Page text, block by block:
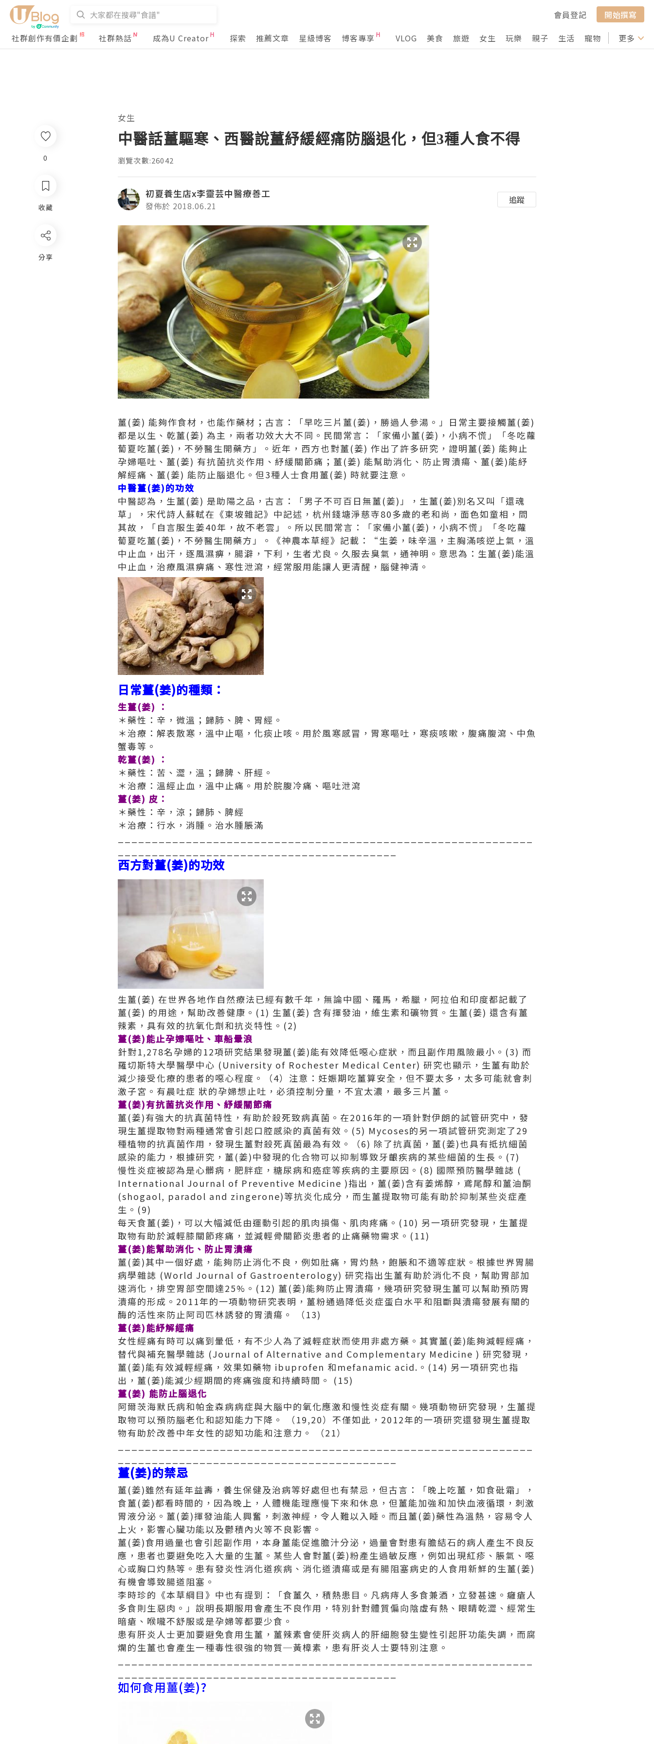
會員登記
開始撰寫
社群創作有價企劃
社群熱話 成為U Creator 探索 推薦文章 星級博客 博客專享 VLOG 美食 旅遊 女生 玩樂 親子 生活 寵物 行山 打卡
更多
0
收藏
分享
女生
中醫話薑驅寒、西醫說薑紓緩經痛防腦退化，但3種人食不得
瀏覽次數:26042
初夏養生店x李靈芸中醫療善工
發佈於 2018.06.21
追蹤
薑(姜) 能夠作食材，也能作藥材；古言：「早吃三片薑(姜)，勝過人參湯。」日常主要接觸薑(姜)
都是以生、乾薑(姜) 為主，兩者功效大大不同。民間常言：「家備小薑(姜)，小病不慌」「冬吃蘿
蔔夏吃薑(姜)，不勞醫生開藥方」。近年，西方也對薑(姜) 作出了許多研究，證明薑(姜) 能夠止
孕婦嘔吐、薑(姜) 有抗菌抗炎作用、紓緩關節痛；薑(姜) 能幫助消化、防止胃潰瘍、薑(姜)能紓
解經痛、薑(姜) 能防止腦退化。但3種人士食用薑(姜) 時就要注意。
中醫薑(姜)的功效
中醫認為，生薑(姜) 是助陽之品，古言：「男子不可百日無薑(姜)」，生薑(姜)別名又叫「還魂
草」，宋代詩人蘇軾在《東坡雜記》中記述，杭州錢塘淨慈寺80多歲的老和尚，面色如童相，問
其故，「自言服生姜40年，故不老雲」。所以民間常言：「家備小薑(姜)，小病不慌」「冬吃蘿
蔔夏吃薑(姜)，不勞醫生開藥方」。《神農本草經》記載：“生姜，味辛溫，主胸滿咳逆上氣，溫
中止血，出汗，逐風濕痹，腸澼，下利，生者尤良。久服去臭氣，通神明。意思為：生薑(姜)能溫
中止血，治療風濕痹痛、寒性泄瀉，經常服用能讓人更清醒，腦健神清。
日常薑(姜)的種類：
生薑(姜) ：
＊藥性：辛，微溫；歸肺、脾、胃經。
＊治療：解表散寒，溫中止嘔，化痰止咳。用於風寒感冒，胃寒嘔吐，寒痰咳嗽，腹痛腹瀉、中魚
蟹毒等。
乾薑(姜) ：
＊藥性：苦、澀，溫；歸脾、肝經。
＊治療：溫經止血，溫中止痛。用於脘腹冷痛、嘔吐泄瀉
薑(姜) 皮：
＊藥性：辛，涼；歸肺、脾經
＊治療：行水，消腫。治水腫脹滿
西方對薑(姜)的功效
生薑(姜) 在世界各地作自然療法已經有數千年，無論中國、羅馬，希臘，阿拉伯和印度都記載了
薑(姜) 的用途，幫助改善健康。(1) 生薑(姜) 含有揮發油，維生素和礦物質。生薑(姜) 還含有薑
辣素，具有效的抗氧化劑和抗炎特性。(2)
薑(姜)能止孕婦嘔吐、車船暈浪
針對1,278名孕婦的12項研究結果發現薑(姜)能有效降低噁心症狀，而且副作用風險最小。(3) 而
羅切斯特大學醫學中心 (University of Rochester Medical Center) 研究也顯示，生薑有助於
減少接受化療的患者的噁心程度。（4）注意：妊娠期吃薑算安全，但不要太多，太多可能就會刺
激子宮。有晨吐症 狀的孕婦想止吐，必須控制分量，不宜太濃，最多三片薑。
薑(姜)有抗菌抗炎作用、紓緩關節痛
薑(姜)有強大的抗真菌特性，有助於殺死致病真菌。在2016年的一項針對伊朗的試管研究中，發
現生薑提取物對兩種通常會引起口腔感染的真菌有效。(5) Mycoses的另一項試管研究測定了29
種植物的抗真菌作用，發現生薑對殺死真菌最為有效。（6) 除了抗真菌，薑(姜)也具有抵抗細菌
感染的能力，根據研究，薑(姜)中發現的化合物可以抑制導致牙齦疾病的某些細菌的生長。(7)
慢性炎症被認為是心髒病，肥胖症，糖尿病和癌症等疾病的主要原因。(8) 國際預防醫學雜誌 (
International Journal of Preventive Medicine )指出，薑(姜)含有姜烯醇，鳶尾醇和薑油酮
(shogaol, paradol and zingerone)等抗炎化成分，而生薑提取物可能有助於抑制某些炎症產
生。(9)
每天食薑(姜)，可以大幅減低由運動引起的肌肉損傷、肌肉疼痛。(10) 另一項研究發現，生薑提
取物有助於減輕膝關節疼痛，並減輕骨關節炎患者的止痛藥物需求。(11)
薑(姜)能幫助消化、防止胃潰瘍
薑(姜)其中一個好處，能夠防止消化不良，例如肚痛，胃灼熱，飽脹和不適等症狀。根據世界胃腸
病學雜誌 (World Journal of Gastroenterology) 研究指出生薑有助於消化不良，幫助胃部加
速消化，排空胃部空間達25%。(12) 薑(姜)能夠防止胃潰瘍，幾項研究發現生薑可以幫助預防胃
潰瘍的形成。2011年的一項動物研究表明，薑粉通過降低炎症蛋白水平和阻斷與潰瘍發展有關的
酶的活性來防止阿司匹林誘發的胃潰瘍。 （13)
薑(姜)能紓解經痛
女性經痛有時可以痛到暈低，有不少人為了減輕症狀而使用非處方藥。其實薑(姜)能夠減輕經痛，
替代與補充醫學雜誌 (Journal of Alternative and Complementary Medicine ) 研究發現，
薑(姜)能有效減輕經痛，效果如藥物 ibuprofen 和mefanamic acid.。(14) 另一項研究也指
出，薑(姜)能減少經期間的疼痛強度和持續時間。 (15)
薑(姜) 能防止腦退化
阿爾茨海默氏病和帕金森病病症與大腦中的氧化應激和慢性炎症有關。幾項動物研究發現，生薑提
取物可以預防腦老化和認知能力下降。 （19,20）不僅如此，2012年的一項研究還發現生薑提取
物有助於改善中年女性的認知功能和注意力。 （21）
薑(姜)的禁忌
薑(姜)雖然有延年益壽，養生保健及治病等好處但也有禁忌，但古言：「晚上吃薑，如食砒霜」，
食薑(姜)都看時間的，因為晚上，人體機能理應慢下來和休息，但薑能加強和加快血液循環，刺激
胃液分泌。薑(姜)揮發油能人興奮，刺激神經，令人難以入睡。而且薑(姜)藥性為溫熱，容易令人
上火，影響心臟功能以及鬱積內火等不良影響。
薑(姜)食用過量也會引起副作用，本身薑能促進膽汁分泌，過量會對患有膽結石的病人產生不良反
應，患者也要避免吃入大量的生薑。某些人會對薑(姜)粉產生過敏反應，例如出現紅疹、脹氣、噁
心或胸口灼熱等。患有發炎性消化道疾病、消化道潰瘍或是有腸阻塞病史的人食用新鮮的生薑(姜)
有機會導致腸道阻塞。
李時珍的《本草綱目》中也有提到：「食薑久，積熱患目。凡病痔人多食兼酒，立發甚速。癰瘡人
多食則生惡肉。」說明長期服用會產生不良作用，特別針對體質偏向陰虛有熱、眼睛乾澀、經常生
暗瘡、喉嚨不舒服或是孕婦等都要少食。
患有肝炎人士更加要避免食用生薑，薑辣素會使肝炎病人的肝細胞發生變性引起肝功能失調，而腐
爛的生薑也會產生一種毒性很強的物質─黃樟素，患有肝炎人士要特別注意。
如何食用薑(姜)?